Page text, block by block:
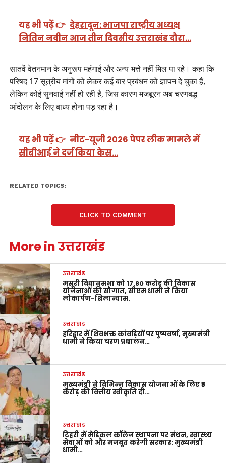
यह भी पढ़ें 👉 देहरादून: भाजपा राष्ट्रीय अध्यक्ष
नितिन नवीन आज तीन दिवसीय उत्तराखंड दौरा…
सातवें वेतनमान के अनुरूप महंगाई और अन्य भत्ते नहीं मिल पा रहे। कहा कि
परिषद 17 सूत्रीय मांगों को लेकर कई बार प्रबंधन को ज्ञापन दे चुका हैं,
लेकिन कोई सुनवाई नहीं हो रही है, जिस कारण मजबूरन अब चरणबद्ध
आंदोलन के लिए बाध्य होना पड़ रहा है।
यह भी पढ़ें 👉 नीट-यूजी 2026 पेपर लीक मामले में
सीबीआई ने दर्ज किया केस…
RELATED TOPICS:
CLICK TO COMMENT
More in उत्तराखंड
उत्तराखंड
मसूरी विधानसभा को 17.80 करोड़ की विकास
योजनाओं की सौगात, सीएम धामी ने किया
लोकार्पण-शिलान्यास.
उत्तराखंड
हरिद्वार में शिवभक्त कांवड़ियों पर पुष्पवर्षा, मुख्यमंत्री
धामी ने किया चरण प्रक्षालन…
उत्तराखंड
मुख्यमंत्री ने विभिन्न विकास योजनाओं के लिए ₹5
करोड़ की वित्तीय स्वीकृति दी…
उत्तराखंड
टिहरी में मेडिकल कॉलेज स्थापना पर मंथन, स्वास्थ्य
सेवाओं को और मजबूत करेगी सरकार: मुख्यमंत्री
धामी…